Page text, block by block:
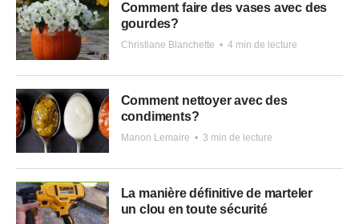
Comment faire des vases avec des
gourdes?
Christiane Blanchette • 4 min de lecture
Comment nettoyer avec des
condiments?
Manon Lemaire • 3 min de lecture
La manière définitive de marteler
un clou en toute sécurité